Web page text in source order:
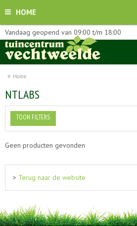
HOME
Home
Vandaag geopend van 09:00 t/m 18:00
NTLABS
TOON FILTERS
Geen producten gevonden
> Terug naar de website